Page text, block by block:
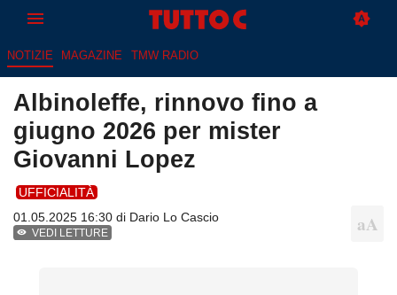
NOTIZIE MAGAZINE TMW RADIO
Albinoleffe, rinnovo fino a
giugno 2026 per mister
Giovanni Lopez
UFFICIALITÀ
01.05.2025 16:30 di Dario Lo Cascio
VEDI LETTURE